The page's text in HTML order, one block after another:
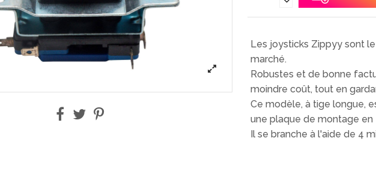
Les joysticks Zippyy sont
marché.
Robustes et de bonne
moindre coût, tout en
Ce modèle, à tige longue,
une plaque de montage en
Il se branche à l'aide de 4